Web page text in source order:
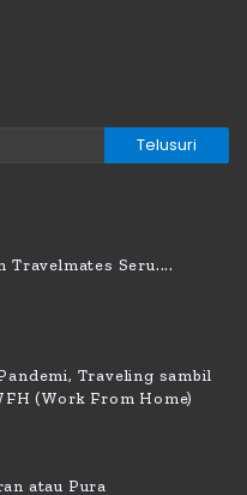
Travelmates Seru....
Traveling sambil
(Work From Home)
atau Pura